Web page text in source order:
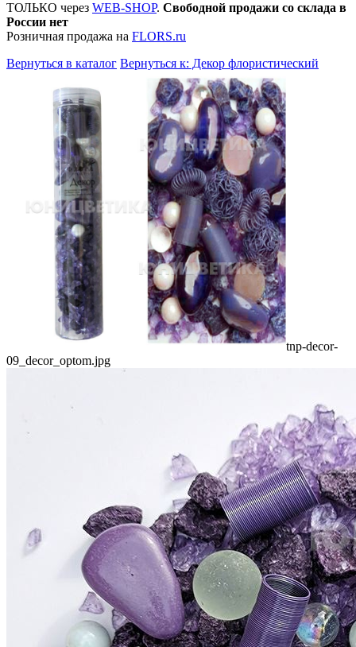
ТОЛЬКО через WEB-SHOP. Свободной продажи со склада в
России нет
Розничная продажа на FLORS.ru
Вернуться в каталог Вернуться к: Декор флористический
tnp-decor-
09_decor_optom.jpg